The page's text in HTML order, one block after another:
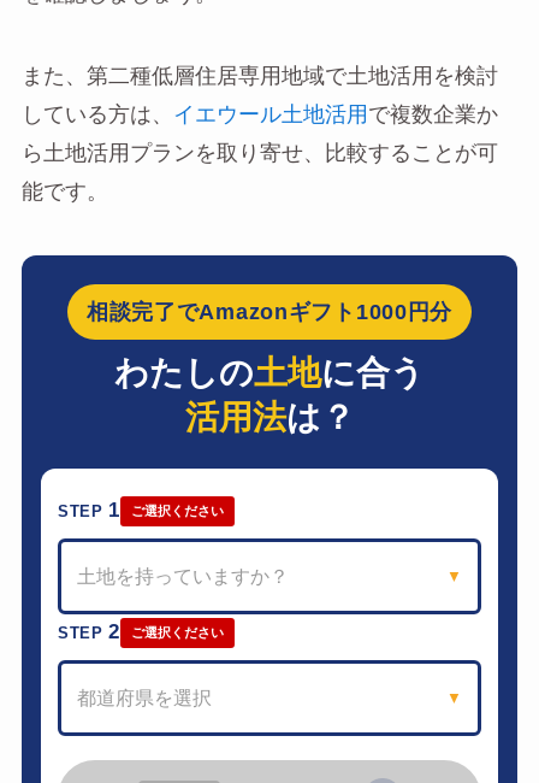
また、第二種低層住居専用地域で土地活用を検討
している方は、
イエウール土地活用 で複数企業か
ら土地活用プランを取り寄せ、比較することが可
能です。
相談完了でAmazonギフト1000円分
わたしの土地に合う
活用法は？
STEP 1 ご選択ください
土地を持っていますか？ ▼
STEP2 ご選択ください
都道府県を選択 ▼